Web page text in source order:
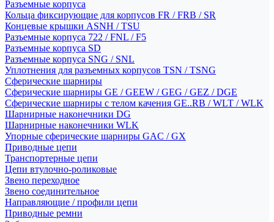
Разъемные корпуса
Кольца фиксирующие для корпусов FR / FRB / SR
Концевые крышки ASNH / TSU
Разъемные корпуса 722 / FNL / F5
Разъемные корпуса SD
Разъемные корпуса SNG / SNL
Уплотнения для разъемных корпусов TSN / TSNG
Сферические шарниры
Сферические шарниры GE / GEEW / GEG / GEZ / DGE
Сферические шарниры с телом качения GE..RB / WLT / WLK
Шарнирные наконечники DG
Шарнирные наконечники WLK
Упорные сферические шарниры GAC / GX
Приводные цепи
Транспортерные цепи
Цепи втулочно-роликовые
Звено переходное
Звено соединительное
Направляющие / профили цепи
Приводные ремни